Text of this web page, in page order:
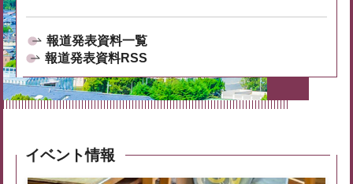
報道発表資料一覧
報道発表資料RSS
イベント情報